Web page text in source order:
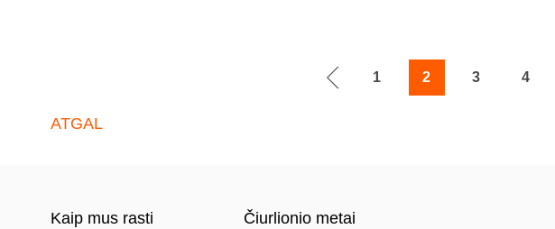
1 2 3 4
ATGAL
Kaip mus rasti Čiurlionio metai